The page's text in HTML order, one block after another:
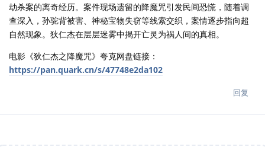
劫杀案的离奇经历。案件现场遗留的降魔咒引发民间恐慌，随着调
查深入，孙驼背被害、神秘宝物失窃等线索交织，案情逐步指向超
自然现象。狄仁杰在层层迷雾中揭开亡灵为祸人间的真相。
电影《狄仁杰之降魔咒》夸克网盘链接：
https://pan.quark.cn/s/47748e2da102
回复